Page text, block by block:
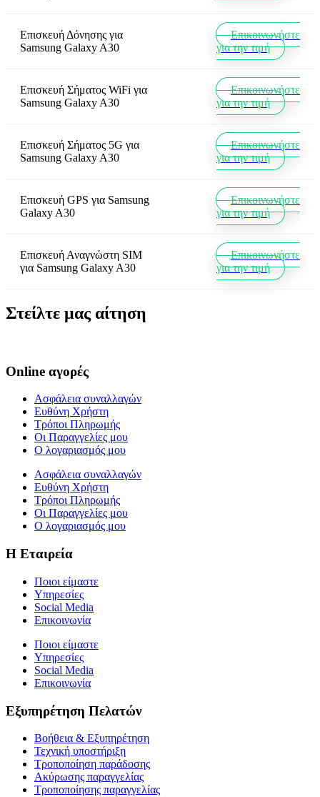
Επισκευή Δόνησης για
Samsung Galaxy A30
Επικοινωνήστε
για την τιμή
Επισκευή Σήματος WiFi για
Samsung Galaxy A30
Επικοινωνήστε
για την τιμή
Επισκευή Σήματος 5G για
Samsung Galaxy A30
Επικοινωνήστε
για την τιμή
Επισκευή GPS για Samsung
Galaxy A30
Επικοινωνήστε
για την τιμή
Επισκευή Αναγνώστη SIM
για Samsung Galaxy A30
Επικοινωνήστε
για την τιμή
Στείλτε μας αίτηση
Online αγορές
Ασφάλεια συναλλαγών
Ευθύνη Χρήστη
Τρόποι Πληρωμής
Οι Παραγγελίες μου
Ο λογαριασμός μου
Ασφάλεια συναλλαγών
Ευθύνη Χρήστη
Τρόποι Πληρωμής
Οι Παραγγελίες μου
Ο λογαριασμός μου
Η Εταιρεία
Ποιοι είμαστε
Υπηρεσίες
Social Media
Επικοινωνία
Ποιοι είμαστε
Υπηρεσίες
Social Media
Επικοινωνία
Εξυπηρέτηση Πελατών
Βοήθεια & Εξυπηρέτηση
Τεχνική υποστήριξη
Τροποποίηση παράδοσης
Ακύρωσης παραγγελίας
Τροποποίησης παραγγελίας